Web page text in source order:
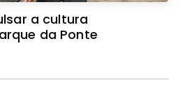
a cultura
da Ponte